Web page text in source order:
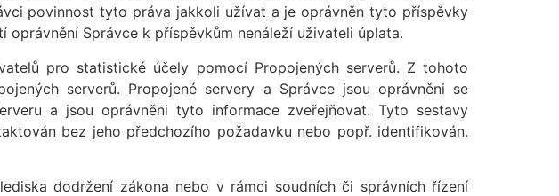
povinnost tyto práva jakkoli užívat a je oprávněn tyto příspěvky
Správce k příspěvkům nenáleží uživateli úplata.
pro statistické účely pomocí Propojených serverů. Z tohoto
serverů. Propojené servery a Správce jsou oprávněni se
a jsou oprávněni tyto informace zveřejňovat. Tyto sestavy
bez jeho předchozího požadavku nebo popř. identifikován.
dodržení zákona nebo v rámci soudních či správních řízení